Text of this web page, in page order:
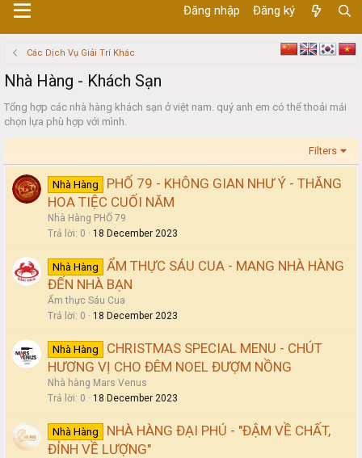
Đăng nhập Đăng ký
Các Dịch Vụ Giải Trí Khác
Nhà Hàng - Khách Sạn
Tổng hợp các nhà hàng khách sạn ở việt nam. quý anh em có thể thoải mái
chọn lựa phù hợp với mình.
Filters
Nhà Hàng
PHỐ 79 - KHÔNG GIAN NHƯ Ý - THĂNG
HOA TIỆC CUỐI NĂM
Nhà Hàng PHỐ 79
Trả lời 0 18 December 2023
Nhà Hàng
ẨM THỰC SÁU CUA - MANG NHÀ HÀNG
ĐẾN NHÀ BẠN
Ẩm thực Sáu Cua
Trả lời 0 18 December 2023
Nhà Hàng
CHRISTMAS SPECIAL MENU - CHÚT
HƯƠNG VỊ CHO ĐÊM NOEL ĐƯỢM NỒNG
Nhà hàng Mars Venus
Trả lời 0 18 December 2023
Nhà Hàng
NHÀ HÀNG ĐẠI PHÚ - "ĐẬM VỀ CHẤT,
ĐỈNH VỀ LƯỢNG"